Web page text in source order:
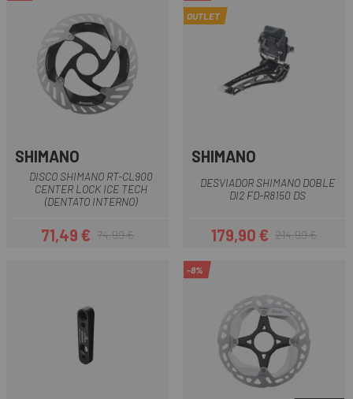
SHIMANO
DISCO SHIMANO RT-CL900
CENTER LOCK ICE TECH
(DENTATO INTERNO)
Prezzo
71,49 €Prezzo base
74,99 €
OUTLET
SHIMANO
DESVIADOR SHIMANO DOBLE
DI2 FD-R8150 DS
Prezzo
179,90 €Prezzo base
214,99 €
-8%